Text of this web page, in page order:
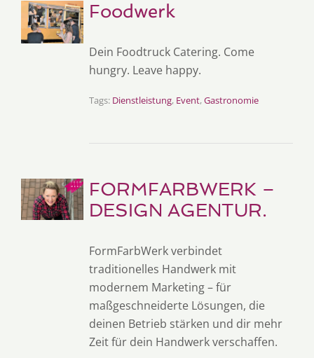
Foodwerk
Dein Foodtruck Catering. Come
hungry. Leave happy.
Tags: Dienstleistung, Event,Gastronomie
FORMFARBWERK –
DESIGN AGENTUR.
FormFarbWerk verbindet
traditionelles Handwerk mit
modernem Marketing – für
maßgeschneiderte Lösungen, die
deinen Betrieb stärken und dir mehr
Zeit für dein Handwerk verschaffen.